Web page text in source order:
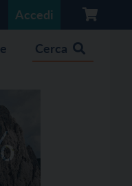
Accedi
Cerca